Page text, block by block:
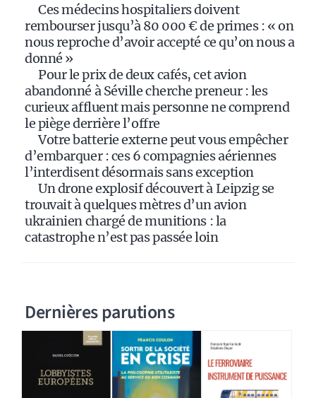
Ces médecins hospitaliers doivent
rembourser jusqu’à 80 000 € de primes : « on
nous reproche d’avoir accepté ce qu’on nous a
donné »
Pour le prix de deux cafés, cet avion
abandonné à Séville cherche preneur : les
curieux affluent mais personne ne comprend
le piège derrière l’offre
Votre batterie externe peut vous empêcher
d’embarquer : ces 6 compagnies aériennes
l’interdisent désormais sans exception
Un drone explosif découvert à Leipzig se
trouvait à quelques mètres d’un avion
ukrainien chargé de munitions : la
catastrophe n’est pas passée loin
Dernières parutions